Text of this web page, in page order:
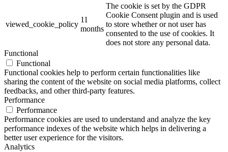
viewed_cookie_policy
11
months
The cookie is set by the GDPR
Cookie Consent plugin and is used
to store whether or not user has
consented to the use of cookies. It
does not store any personal data.
Functional
Functional
Functional cookies help to perform certain functionalities like
sharing the content of the website on social media platforms, collect
feedbacks, and other third-party features.
Performance
Performance
Performance cookies are used to understand and analyze the key
performance indexes of the website which helps in delivering a
better user experience for the visitors.
Analytics